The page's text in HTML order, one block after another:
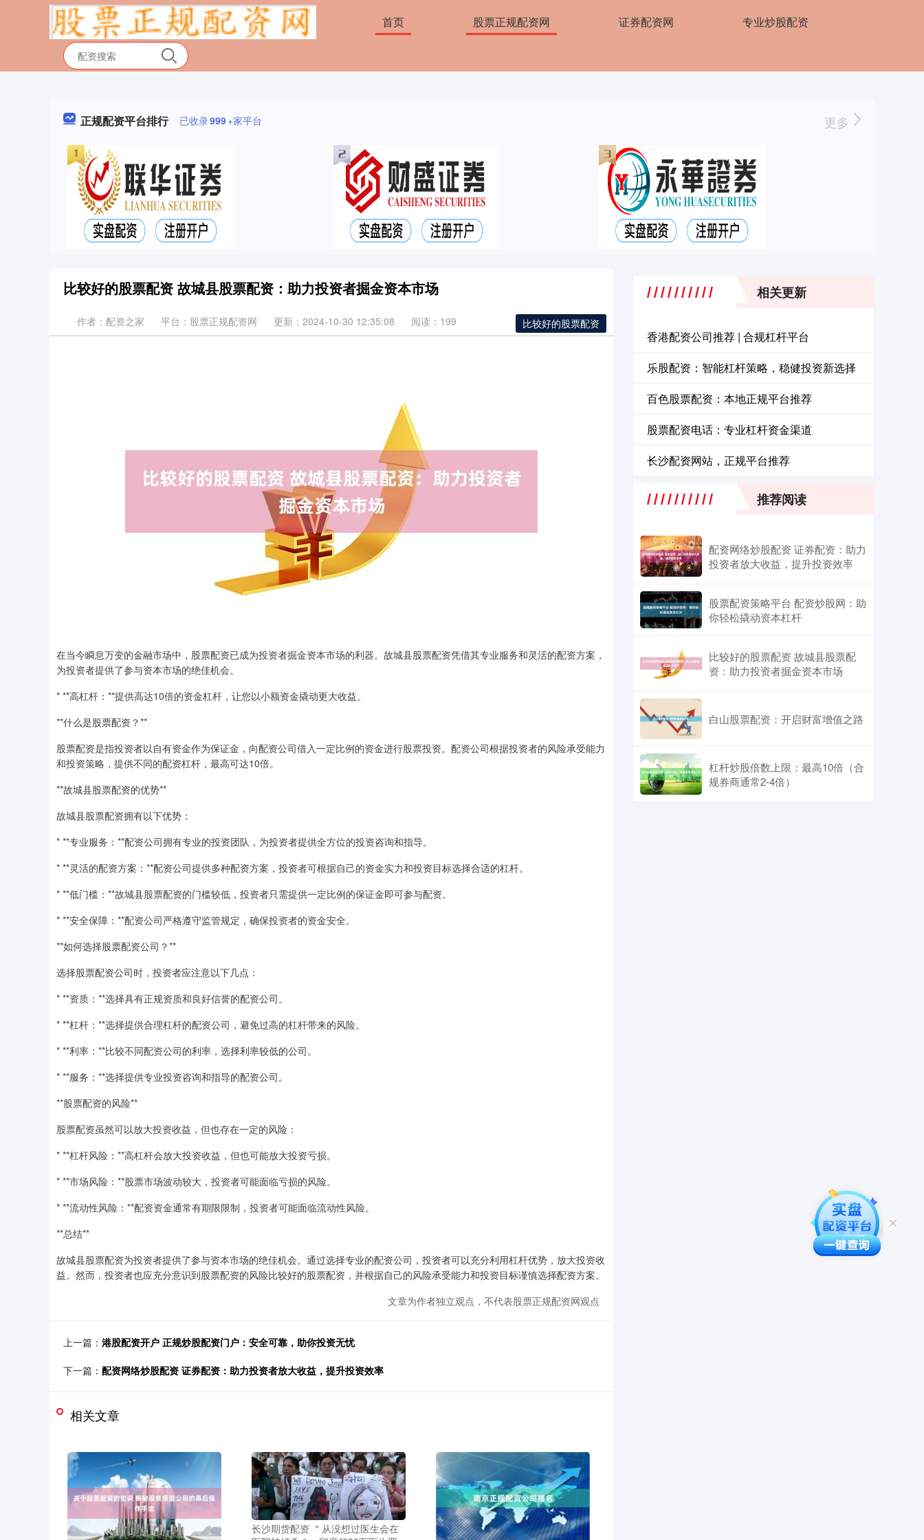
首页 股票正规配资网 证券配资网 专业炒股配资
正规配资平台排行 已收录999+家平台 更多
比较好的股票配资 故城县股票配资：助力投资者掘金资本市场
比较好的股票配资
作者：配资之家 平台：股票正规配资网 更新：2024-10-30 12:35:08 阅读：199
在当今瞬息万变的金融市场中，股票配资已成为投资者掘金资本市场的利器。故城县股票配资凭借其专业服务和灵活的配资方案，
为投资者提供了参与资本市场的绝佳机会。
* **高杠杆：**提供高达10倍的资金杠杆，让您以小额资金撬动更大收益。
**什么是股票配资？**
股票配资是指投资者以自有资金作为保证金，向配资公司借入一定比例的资金进行股票投资。配资公司根据投资者的风险承受能力
和投资策略，提供不同的配资杠杆，最高可达10倍。
**故城县股票配资的优势**
故城县股票配资拥有以下优势：
* **专业服务：**配资公司拥有专业的投资团队，为投资者提供全方位的投资咨询和指导。
* **灵活的配资方案：**配资公司提供多种配资方案，投资者可根据自己的资金实力和投资目标选择合适的杠杆。
* **低门槛：**故城县股票配资的门槛较低，投资者只需提供一定比例的保证金即可参与配资。
* **安全保障：**配资公司严格遵守监管规定，确保投资者的资金安全。
**如何选择股票配资公司？**
选择股票配资公司时，投资者应注意以下几点：
* **资质：**选择具有正规资质和良好信誉的配资公司。
* **杠杆：**选择提供合理杠杆的配资公司，避免过高的杠杆带来的风险。
* **利率：**比较不同配资公司的利率，选择利率较低的公司。
* **服务：**选择提供专业投资咨询和指导的配资公司。
**股票配资的风险**
股票配资虽然可以放大投资收益，但也存在一定的风险：
* **杠杆风险：**高杠杆会放大投资收益，但也可能放大投资亏损。
* **市场风险：**股票市场波动较大，投资者可能面临亏损的风险。
* **流动性风险：**配资资金通常有期限限制，投资者可能面临流动性风险。
**总结**
故城县股票配资为投资者提供了参与资本市场的绝佳机会。通过选择专业的配资公司，投资者可以充分利用杠杆优势，放大投资收
益。然而，投资者也应充分意识到股票配资的风险比较好的股票配资，并根据自己的风险承受能力和投资目标谨慎选择配资方案。
文章为作者独立观点，不代表股票正规配资网观点
上一篇： 港股配资开户 正规炒股配资门户：安全可靠，助你投资无忧
下一篇： 配资网络炒股配资 证券配资：助力投资者放大收益，提升投资效率
相关文章
长沙期货配资 ＂从没想过医生会在
相关更新
香港配资公司推荐 | 合规杠杆平台
乐股配资：智能杠杆策略，稳健投资新选择
百色股票配资：本地正规平台推荐
股票配资电话：专业杠杆资金渠道
长沙配资网站，正规平台推荐
推荐阅读
配资网络炒股配资 证券配资：助力
投资者放大收益，提升投资效率
股票配资策略平台 配资炒股网：助
你轻松撬动资本杠杆
比较好的股票配资 故城县股票配
资：助力投资者掘金资本市场
白山股票配资：开启财富增值之路
杠杆炒股倍数上限：最高10倍（合
规券商通常2-4倍）